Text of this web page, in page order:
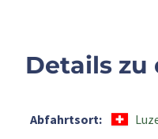
Details zu
Abfahrtsort: